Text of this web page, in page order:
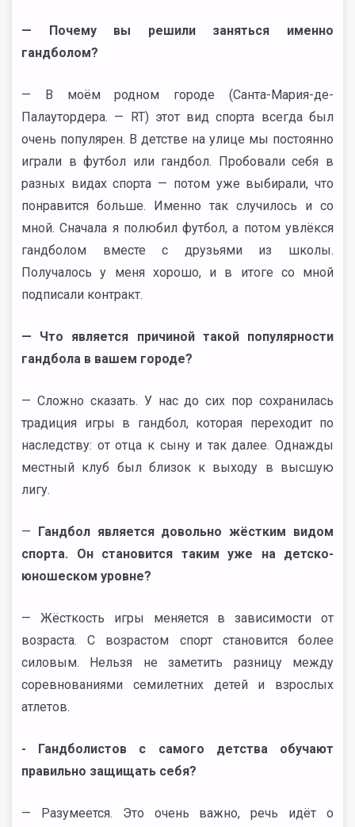
— Почему вы решили заняться именно
гандболом?
— В моём родном городе (Санта-Мария-де-
Палаутордера. — RT) этот вид спорта всегда был
очень популярен. В детстве на улице мы постоянно
играли в футбол или гандбол. Пробовали себя в
разных видах спорта — потом уже выбирали, что
понравится больше. Именно так случилось и со
мной. Сначала я полюбил футбол, а потом увлёкся
гандболом вместе с друзьями из школы.
Получалось у меня хорошо, и в итоге со мной
подписали контракт.
— Что является причиной такой популярности
гандбола в вашем городе?
— Сложно сказать. У нас до сих пор сохранилась
традиция игры в гандбол, которая переходит по
наследству: от отца к сыну и так далее. Однажды
местный клуб был близок к выходу в высшую
лигу.
— Гандбол является довольно жёстким видом
спорта. Он становится таким уже на детско-
юношеском уровне?
— Жёсткость игры меняется в зависимости от
возраста. С возрастом спорт становится более
силовым. Нельзя не заметить разницу между
соревнованиями семилетних детей и взрослых
атлетов.
- Гандболистов с самого детства обучают
правильно защищать себя?
— Разумеется. Это очень важно, речь идёт о